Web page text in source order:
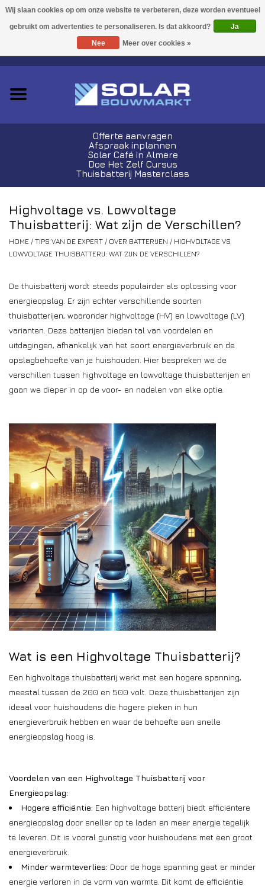
0 Artikelen - €0,00
Acties!
Kabels en Stekkers
Laadpalen
Installatie
Gereedschap
Extra's
Tips van de Expert
Servicecontract
Offerte aanvragen
Afspraak inplannen
Solar Café in Almere
Doe Het Zelf Cursus
Thuisbatterij Masterclass
Highvoltage vs. Lowvoltage
Thuisbatterij: Wat zijn de Verschillen?
HOME / TIPS VAN DE EXPERT / OVER BATTERIJEN / HIGHVOLTAGE VS.
LOWVOLTAGE THUISBATTERIJ: WAT ZIJN DE VERSCHILLEN?
De thuisbatterij wordt steeds populairder als oplossing voor
energieopslag. Er zijn echter verschillende soorten
thuisbatterijen, waaronder highvoltage (HV) en lowvoltage (LV)
varianten. Deze batterijen bieden tal van voordelen en
uitdagingen, afhankelijk van het soort energieverbruik en de
opslagbehoefte van je huishouden. Hier bespreken we de
verschillen tussen highvoltage en lowvoltage thuisbatterijen en
gaan we dieper in op de voor- en nadelen van elke optie.
Wat is een Highvoltage Thuisbatterij?
Een highvoltage thuisbatterij werkt met een hogere spanning,
meestal tussen de 200 en 500 volt. Deze thuisbatterijen zijn
ideaal voor huishoudens die hogere pieken in hun
energieverbruik hebben en waar de behoefte aan snelle
energieopslag hoog is.
Voordelen van een Highvoltage Thuisbatterij voor
Energieopslag:
Hogere efficiëntie: Een highvoltage batterij biedt efficiëntere
energieopslag door sneller op te laden en meer energie tegelijk
te leveren. Dit is vooral gunstig voor huishoudens met een groot
energieverbruik.
Minder warmteverlies: Door de hoge spanning gaat er minder
energie verloren in de vorm van warmte. Dit komt de efficiëntie
Ja
Nee
Meer over cookies »